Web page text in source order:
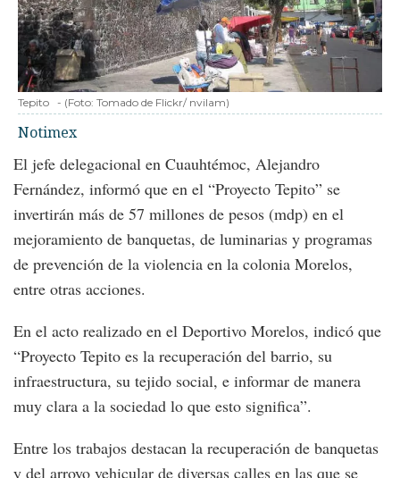
Tepito - (Foto: Tomado de Flickr/ nvilam)
Notimex
El jefe delegacional en Cuauhtémoc, Alejandro
Fernández, informó que en el “Proyecto Tepito” se
invertirán más de 57 millones de pesos (mdp) en el
mejoramiento de banquetas, de luminarias y programas
de prevención de la violencia en la colonia Morelos,
entre otras acciones.
En el acto realizado en el Deportivo Morelos, indicó que
“Proyecto Tepito es la recuperación del barrio, su
infraestructura, su tejido social, e informar de manera
muy clara a la sociedad lo que esto significa”.
Entre los trabajos destacan la recuperación de banquetas
y del arroyo vehicular de diversas calles en las que se